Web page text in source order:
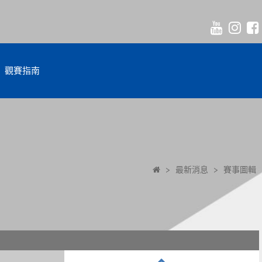
觀賽指南
> 最新消息 > 賽事圖輯